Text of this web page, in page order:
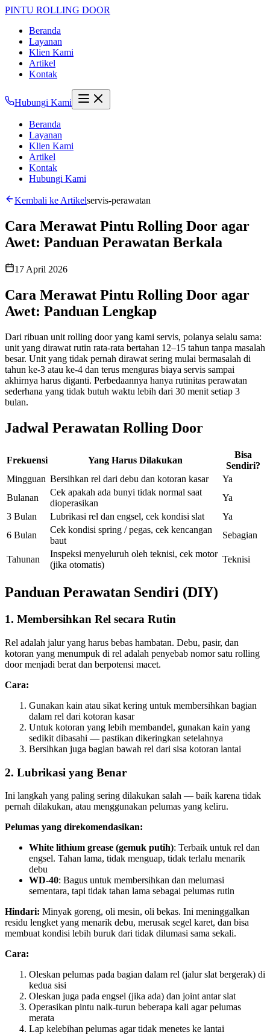
PINTU ROLLING DOOR
Beranda
Layanan
Klien Kami
Artikel
Kontak
Hubungi Kami
Beranda
Layanan
Klien Kami
Artikel
Kontak
Hubungi Kami
Kembali ke Artikelservis-perawatan
Cara Merawat Pintu Rolling Door agar
Awet: Panduan Perawatan Berkala
17 April 2026
Cara Merawat Pintu Rolling Door agar
Awet: Panduan Lengkap
Dari ribuan unit rolling door yang kami servis, polanya selalu sama:
unit yang dirawat rutin rata-rata bertahan 12–15 tahun tanpa masalah
besar. Unit yang tidak pernah dirawat sering mulai bermasalah di
tahun ke-3 atau ke-4 dan terus menguras biaya servis sampai
akhirnya harus diganti. Perbedaannya hanya rutinitas perawatan
sederhana yang tidak butuh waktu lebih dari 30 menit setiap 3
bulan.
Jadwal Perawatan Rolling Door
Frekuensi Yang Harus Dilakukan
Bisa
Sendiri?
Mingguan Bersihkan rel dari debu dan kotoran kasar
Ya
Bulanan
Cek apakah ada bunyi tidak normal saat
dioperasikan
Ya
3 Bulan
Lubrikasi rel dan engsel, cek kondisi slat
Ya
6 Bulan
Cek kondisi spring / pegas, cek kencangan
baut
Sebagian
Tahunan
Inspeksi menyeluruh oleh teknisi, cek motor
(jika otomatis)
Teknisi
Panduan Perawatan Sendiri (DIY)
1. Membersihkan Rel secara Rutin
Rel adalah jalur yang harus bebas hambatan. Debu, pasir, dan
kotoran yang menumpuk di rel adalah penyebab nomor satu rolling
door menjadi berat dan berpotensi macet.
Cara:
Gunakan kain atau sikat kering untuk membersihkan bagian
dalam rel dari kotoran kasar
Untuk kotoran yang lebih membandel, gunakan kain yang
sedikit dibasahi — pastikan dikeringkan setelahnya
Bersihkan juga bagian bawah rel dari sisa kotoran lantai
2. Lubrikasi yang Benar
Ini langkah yang paling sering dilakukan salah — baik karena tidak
pernah dilakukan, atau menggunakan pelumas yang keliru.
Pelumas yang direkomendasikan:
White lithium grease (gemuk putih): Terbaik untuk rel dan
engsel. Tahan lama, tidak menguap, tidak terlalu menarik
debu
WD-40: Bagus untuk membersihkan dan melumasi
sementara, tapi tidak tahan lama sebagai pelumas rutin
Hindari: Minyak goreng, oli mesin, oli bekas. Ini meninggalkan
residu lengket yang menarik debu, merusak segel karet, dan bisa
membuat kondisi lebih buruk dari tidak dilumasi sama sekali.
Cara:
Oleskan pelumas pada bagian dalam rel (jalur slat bergerak) di
kedua sisi
Oleskan juga pada engsel (jika ada) dan joint antar slat
Operasikan pintu naik-turun beberapa kali agar pelumas
merata
Lap kelebihan pelumas agar tidak menetes ke lantai